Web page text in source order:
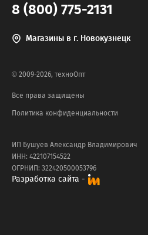
8 (800) 775-2131
Магазины в г. Новокузнецк
© 2009-2026, техноОпт
Все права защищены
Политика конфиденциальности
ИП Бушуев Александр Владимирович
ИНН: 422107154522
ОГРНИП: 322420500053796
Разработка сайта -